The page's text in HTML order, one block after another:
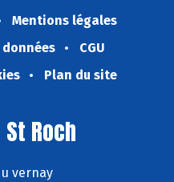
Mentions légales
CGU
Plan du site
Roch
vernay